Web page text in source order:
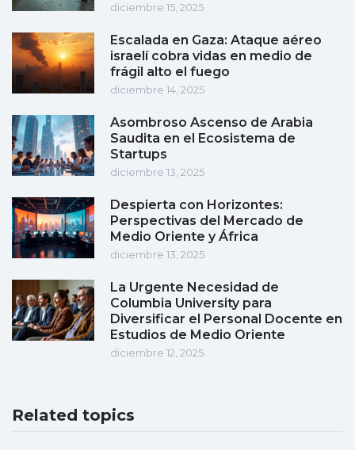
diciembre 15, 2025
Escalada en Gaza: Ataque aéreo
israelí cobra vidas en medio de
frágil alto el fuego
diciembre 14, 2025
Asombroso Ascenso de Arabia
Saudita en el Ecosistema de
Startups
diciembre 13, 2025
Despierta con Horizontes:
Perspectivas del Mercado de
Medio Oriente y África
diciembre 13, 2025
La Urgente Necesidad de
Columbia University para
Diversificar el Personal Docente en
Estudios de Medio Oriente
diciembre 12, 2025
Related topics